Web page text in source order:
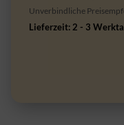
Unverbindliche
Lieferzeit: 2 - 3